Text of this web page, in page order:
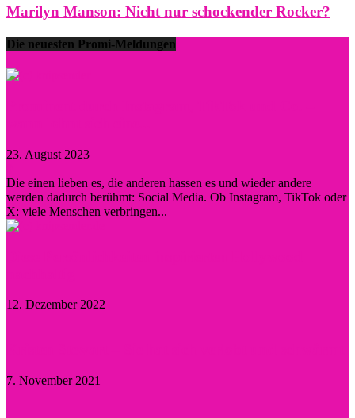
Marilyn Manson: Nicht nur schockender Rocker?
Die neuesten Promi-Meldungen
23. August 2023
Die einen lieben es, die anderen hassen es und wieder andere
werden dadurch berühmt: Social Media. Ob Instagram, TikTok oder
X: viele Menschen verbringen...
12. Dezember 2022
7. November 2021